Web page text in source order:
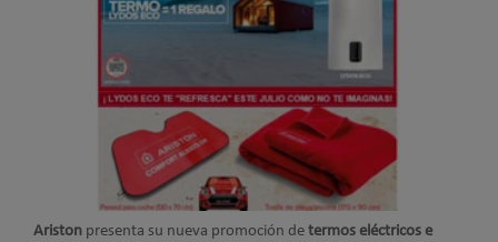
Ariston presenta su nueva promoción de termos eléctricos e